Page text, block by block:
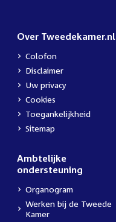
Over Tweedekamer.nl
Colofon
Disclaimer
Uw privacy
Cookies
Toegankelijkheid
Sitemap
Ambtelijke
ondersteuning
Organogram
External
link:
Werken bij de Tweede
Kamer